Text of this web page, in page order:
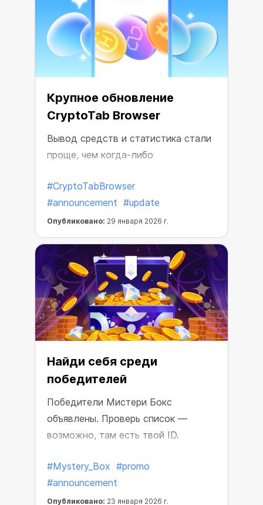
Крупное обновление
CryptoTab Browser
Вывод средств и статистика стали
проще, чем когда-либо
#CryptoTabBrowser
#announcement #update
Опубликовано: 29 января 2026 г.
Найди себя среди
победителей
Победители Мистери Бокс
объявлены. Проверь список —
возможно, там есть твой ID.
#Mystery_Box #promo
#announcement
Опубликовано: 23 января 2026 г.